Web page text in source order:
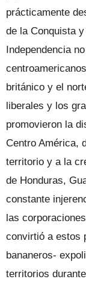
prácti­camente
de la Conquista
Independencia
británico y el
liberales y los
promovieron la
Centro América,
territorio y a la
de Honduras,
constante
las
convirtió a estos
bananeros-
territo­rios